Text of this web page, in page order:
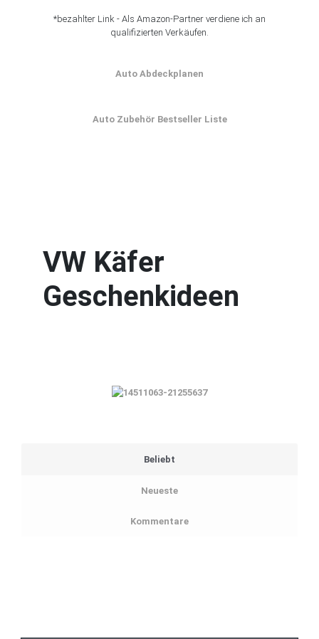
*bezahlter Link - Als Amazon-Partner verdiene ich an
qualifizierten Verkäufen.
Auto Abdeckplanen
Auto Zubehör Bestseller Liste
VW Käfer
Geschenkideen
Beliebt
Neueste
Kommentare